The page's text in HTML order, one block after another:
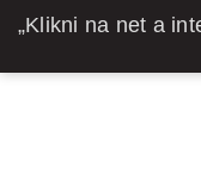
„Klikni na net a